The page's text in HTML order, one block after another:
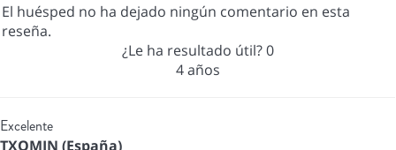
El huésped no ha dejado ningún comentario en esta
reseña.
¿Le ha resultado útil?0
4 años
Excelente
TXOMIN (España)